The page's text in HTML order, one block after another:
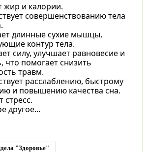
жир и калории.
совершенствованию тела
длинные сухие мышцы,
контур тела.
силу, улучшает равновесие и
что помогает снизить
травм.
расслаблению, быстрому
и повышению качества сна.
стресс.
другое...
"Здоровье"